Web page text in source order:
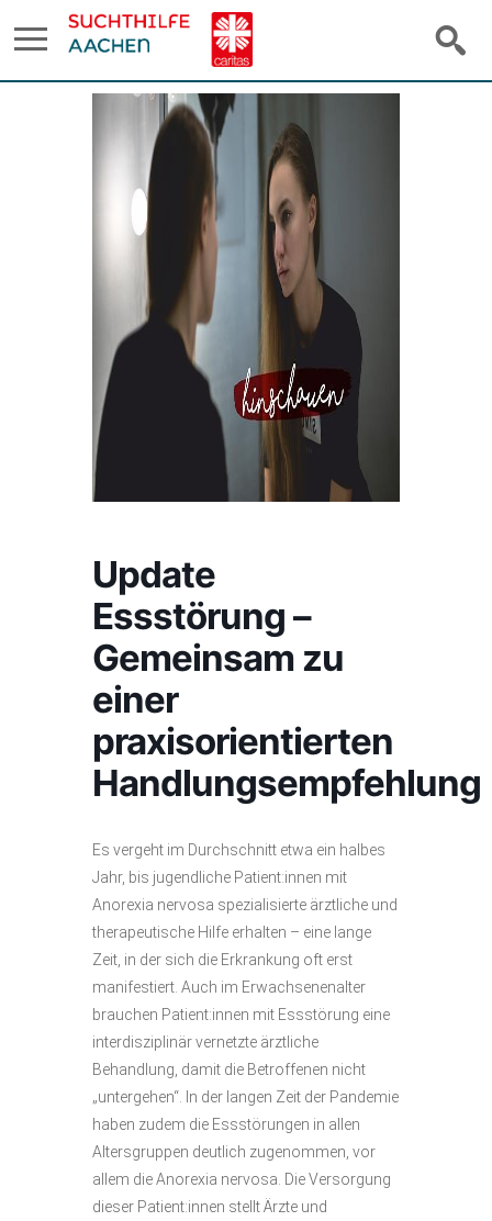
Update
Essstörung –
Gemeinsam zu
einer
praxisorientierten
Handlungsempfehlung
Es vergeht im Durchschnitt etwa ein halbes
Jahr, bis jugendliche Patient:innen mit
Anorexia nervosa spezialisierte ärztliche und
therapeutische Hilfe erhalten – eine lange
Zeit, in der sich die Erkrankung oft erst
manifestiert. Auch im Erwachsenenalter
brauchen Patient:innen mit Essstörung eine
interdisziplinär vernetzte ärztliche
Behandlung, damit die Betroffenen nicht
„untergehen“. In der langen Zeit der Pandemie
haben zudem die Essstörungen in allen
Altersgruppen deutlich zugenommen, vor
allem die Anorexia nervosa. Die Versorgung
dieser Patient:innen stellt Ärzte und